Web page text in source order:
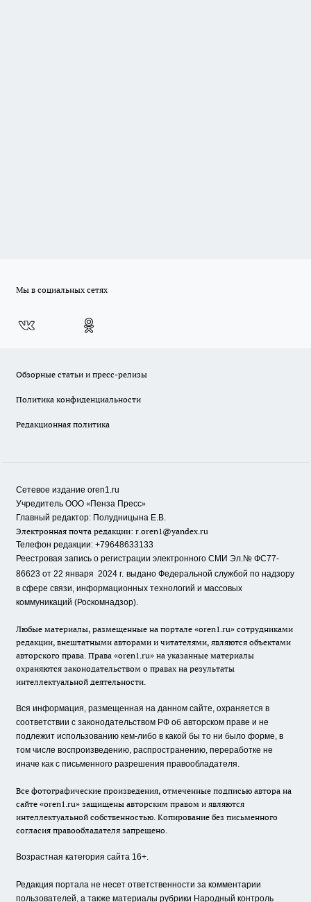
Мы в социальных сетях
Обзорные статьи и пресс-релизы
Политика конфиденциальности
Редакционная политика
Сетевое издание oren1.ru
Учредитель ООО «Пенза Пресс»
Главный редактор: Полудницына Е.В.
Электронная почта редакции: r.oren1@yandex.ru
Телефон редакции: +79648633133
Реестровая запись о регистрации электронного СМИ Эл.№ ФС77-
86623 от 22 января 2024 г. выдано Федеральной службой по надзору
в сфере связи, информационных технологий и массовых
коммуникаций (Роскомнадзор).
Любые материалы, размещенные на портале «oren1.ru» сотрудниками
редакции, внештатными авторами и читателями, являются объектами
авторского права. Права «oren1.ru» на указанные материалы
охраняются законодательством о правах на результаты
интеллектуальной деятельности.
Вся информация, размещенная на данном сайте, охраняется в
соответствии с законодательством РФ об авторском праве и не
подлежит использованию кем-либо в какой бы то ни было форме, в
том числе воспроизведению, распространению, переработке не
иначе как с письменного разрешения правообладателя.
Все фотографические произведения, отмеченные подписью автора на
сайте «oren1.ru» защищены авторским правом и являются
интеллектуальной собственностью. Копирование без письменного
согласия правообладателя запрещено.
Возрастная категория сайта 16+.
Редакция портала не несет ответственности за комментарии
пользователей, а также материалы рубрики Народный контроль